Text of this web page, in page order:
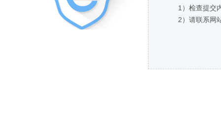
1）检查提交
2）请联系网